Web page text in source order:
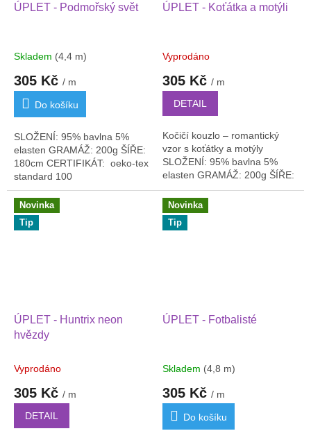
ÚPLET - Podmořský svět
Skladem (4,4 m)
305 Kč / m
Do košíku
SLOŽENÍ: 95% bavlna 5%
elasten GRAMÁŽ: 200g ŠÍŘE:
180cm CERTIFIKÁT: oeko-tex
standard 100
ÚPLET - Koťátka a motýli
Vyprodáno
305 Kč / m
DETAIL
Kočičí kouzlo – romantický
vzor s koťátky a motýly
SLOŽENÍ: 95% bavlna 5%
elasten GRAMÁŽ: 200g ŠÍŘE:
180cm CERTIFIKÁT: oeko-tex
standard 100
Novinka
Tip
ÚPLET - Huntrix neon
hvězdy
Vyprodáno
305 Kč / m
DETAIL
Novinka
Tip
ÚPLET - Fotbalisté
Skladem (4,8 m)
305 Kč / m
Do košíku